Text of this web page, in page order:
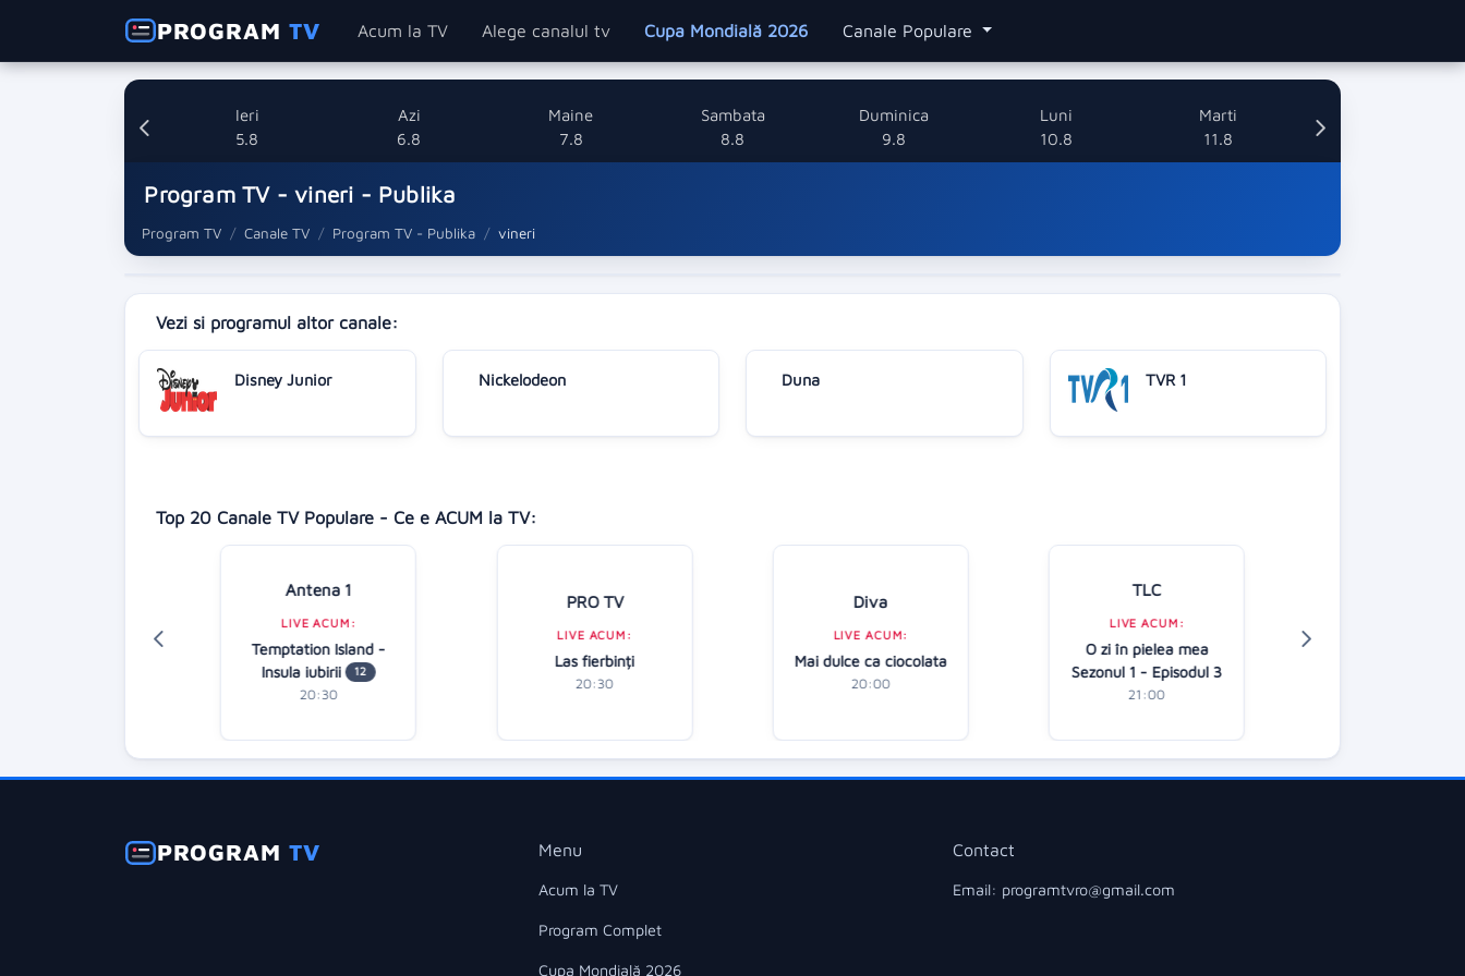
PROGRAMTV Acum la TV Alege canalul tv Cupa Mondială 2026 Canale Populare
Ieri
5.8
Azi
6.8
Maine
7.8
Sambata
8.8
Duminica
9.8
Luni
10.8
Marti
11.8
Program TV - vineri - Publika
Program TV Canale TV Program TV - Publika vineri
Vezi si programul altor canale:
Disney Junior Nickelodeon Duna TVR 1
Top 20 Canale TV Populare - Ce e ACUM la TV:
Antena 1
LIVE ACUM:
Temptation Island -
Insula iubirii
12
20:30
PRO TV
LIVE ACUM:
Las fierbinți
20:30
Diva
LIVE ACUM:
Mai dulce ca ciocolata
20:00
TLC
LIVE ACUM:
O zi în pielea mea
Sezonul 1 - Episodul 3
21:00
PROGRAMTV Menu
Acum la TV
Program Complet
Cupa Mondială 2026
Contact
Email: programtvro@gmail.com